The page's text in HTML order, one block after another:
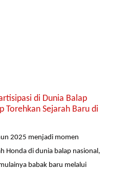
di Dunia Balap
Torehkan Sejarah Baru di
2025 menjadi momen
Honda di dunia balap nasional,
babak baru melalui